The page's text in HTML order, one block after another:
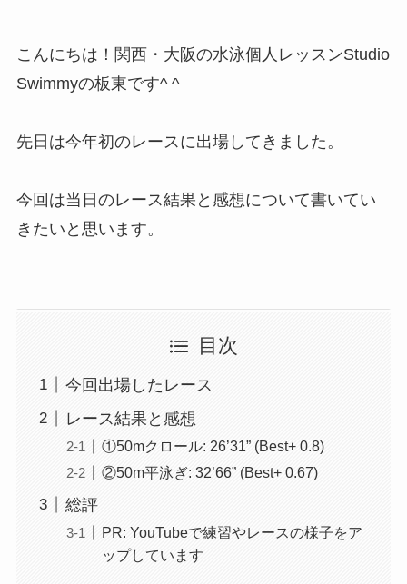
こんにちは！関西・大阪の水泳個人レッスンStudio
Swimmyの板東です^ ^
先日は今年初のレースに出場してきました。
今回は当日のレース結果と感想について書いてい
きたいと思います。
目次
今回出場したレース
レース結果と感想
①50mクロール: 26’31” (Best+ 0.8)
②50m平泳ぎ: 32’66” (Best+ 0.67)
総評
PR: YouTubeで練習やレースの様子をア
ップしています